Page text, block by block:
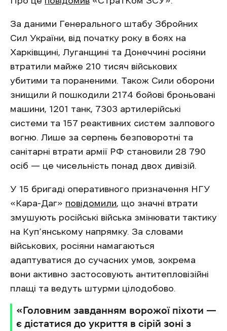
За даними Генерального штабу Збройних
Сил України, від початку року в боях на
Харківщині, Луганщині та Донеччині росіяни
втратили майже 210 тисяч військових
убитими та пораненими. Також Сили оборони
знищили й пошкодили 2174 бойові броньовані
машини, 1201 танк, 7303 артилерійські
системи та 157 реактивних систем залпового
вогню. Лише за серпень безповоротні та
санітарні втрати армії РФ становили 28 790
осіб — це чисельність понад двох дивізій.
У 15 бригаді оперативного призначення НГУ
«Кара-Даг» повідомили, що значні втрати
змушують російські війська змінювати тактику
на Куп’янському напрямку. За словами
військових, росіяни намагаються
адаптуватися до сучасних умов, зокрема
вони активно застосовують антитепловізійні
плащі та ведуть штурми цілодобово.
«Головним завданням ворожої піхоти —
є дістатися до укриття в сірій зоні з